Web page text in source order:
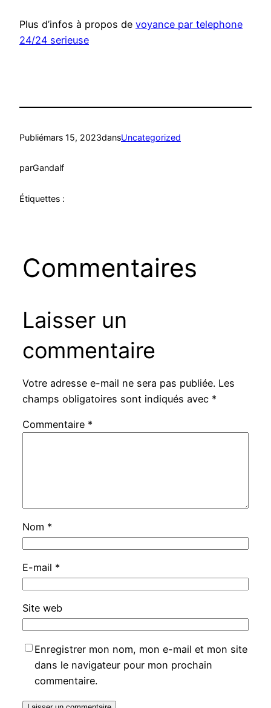
Plus d’infos à propos de voyance par telephone
24/24 serieuse
Publiémars 15, 2023dansUncategorized
parGandalf
Étiquettes :
Commentaires
Laisser un
commentaire
Votre adresse e-mail ne sera pas publiée. Les
champs obligatoires sont indiqués avec *
Commentaire *
Nom *
E-mail *
Site web
Enregistrer mon nom, mon e-mail et mon site
dans le navigateur pour mon prochain
commentaire.